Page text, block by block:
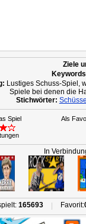
Ziele
Lustiges Schuss-Spiel,
Spiele bei denen die
Stichwörter: Schüsse
Spiel Als
In
165693 | Favorit: